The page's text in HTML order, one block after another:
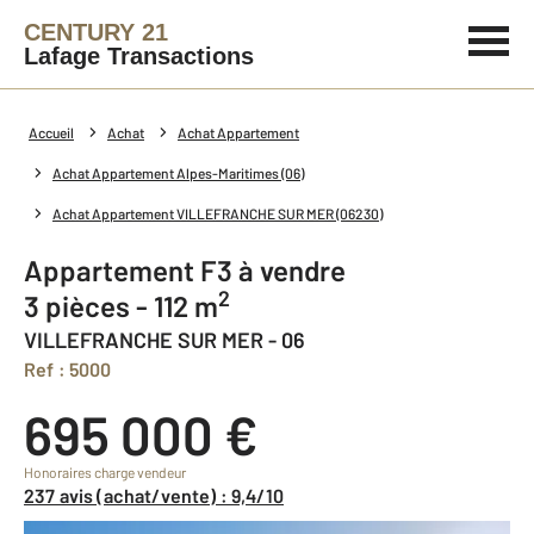
CENTURY 21
Lafage Transactions
Accueil Achat Achat Appartement
Achat Appartement Alpes-Maritimes (06)
Achat Appartement VILLEFRANCHE SUR MER (06230)
Appartement F3 à vendre
3 pièces - 112 m2
VILLEFRANCHE SUR MER - 06
Ref : 5000
695 000 €
Honoraires charge vendeur
237 avis (achat/vente) : 9,4/10